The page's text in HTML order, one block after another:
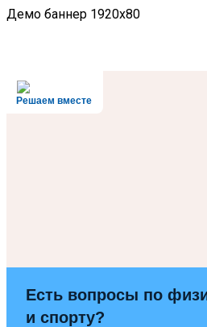
Демо баннер 1920x80
Решаем вместе
Есть вопросы по
и спорту?